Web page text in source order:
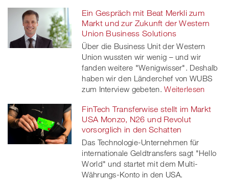
Ein Gespräch mit Beat Merkli zum
Markt und zur Zukunft der Western
Union Business Solutions
Über die Business Unit der Western
Union wussten wir wenig – und wir
fanden weitere "Wenigwisser". Deshalb
haben wir den Länderchef von WUBS
zum Interview gebeten.Weiterlesen
FinTech Transferwise stellt im Markt
USA Monzo, N26 und Revolut
vorsorglich in den Schatten
Das Technologie-Unternehmen für
internationale Geldtransfers sagt "Hello
World" und startet mit dem Multi-
Währungs-Konto in den USA.